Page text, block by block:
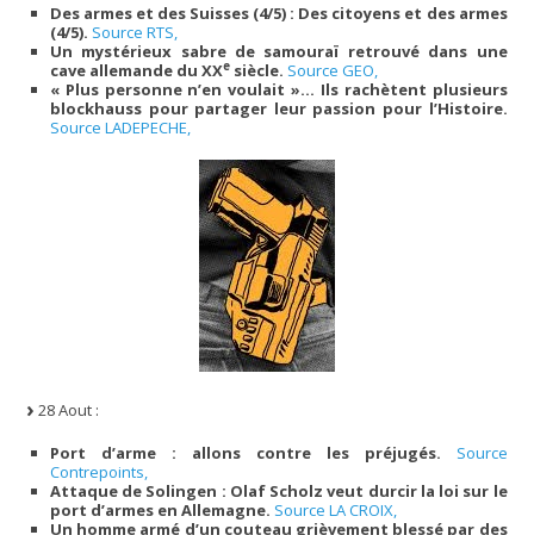
Des armes et des Suisses (4/5) : Des citoyens et des armes
(4/5). Source RTS,
Un mystérieux sabre de samouraï retrouvé dans une
cave allemande du XXesiècle. Source GEO,
« Plus personne n’en voulait »… Ils rachètent plusieurs
blockhauss pour partager leur passion pour l’Histoire.
Source LADEPECHE,
28 Aout :
Port d’arme : allons contre les préjugés. Source
Contrepoints,
Attaque de Solingen : Olaf Scholz veut durcir la loi sur le
port d’armes en Allemagne. Source LA CROIX,
Un homme armé d’un couteau grièvement blessé par des